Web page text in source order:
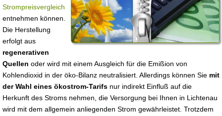
Strompreisvergleich
entnehmen können.
Die Herstellung
erfolgt aus
regenerativen
Quellen oder wird mit einem Ausgleich für die Emißion von
Kohlendioxid in der öko-Bilanz neutralisiert. Allerdings können Sie mit
der Wahl eines ökostrom-Tarifs nur indirekt Einfluß auf die
Herkunft des Stroms nehmen, die Versorgung bei Ihnen in Lichtenau
wird mit dem allgemein anliegenden Strom gewährleistet. Trotzdem